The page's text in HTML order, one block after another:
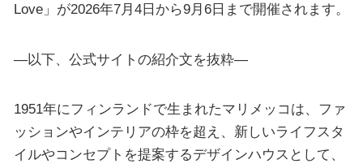
Love」が2026年7月4日から9月6日まで開催されます。
—以下、公式サイトの紹介文を抜粋—
1951年にフィンランドで生まれたマリメッコは、ファ
ッションやインテリアの枠を超え、新しいライフスタ
イルやコンセプトを提案するデザインハウスとして、